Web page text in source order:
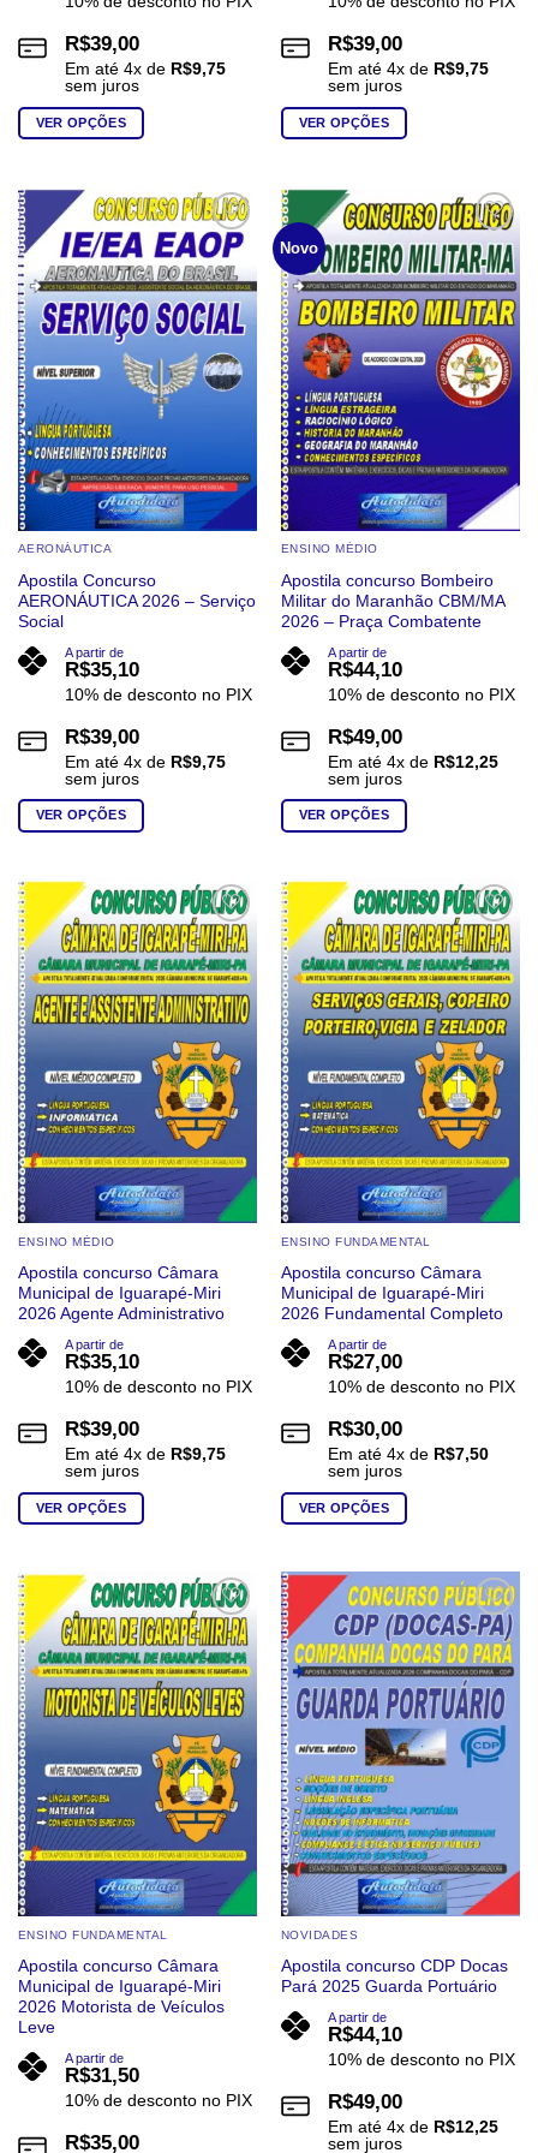
R$39,00
Em até 4x de R$9,75
sem juros
VER OPÇÕES
tem
várias
variantes.
As
opções
podem
ser
escolhidas
na
página
do
produto
R$39,00
Em até 4x de R$9,75
sem juros
VER OPÇÕES
tem
várias
variantes.
As
opções
podem
ser
escolhidas
na
página
do
produto
Add to
wishlist
AERONÁUTICA
Apostila Concurso
AERONÁUTICA 2026 – Serviço
Social
A partir de
R$35,10
10% de desconto no PIX
R$39,00
Em até 4x de R$9,75
sem juros
VER OPÇÕES
tem
várias
variantes.
As
opções
podem
ser
escolhidas
na
página
do
produto
Novo
Add to
wishlist
ENSINO MÉDIO
Apostila concurso Bombeiro
Militar do Maranhão CBM/MA
2026 – Praça Combatente
A partir de
R$44,10
10% de desconto no PIX
R$49,00
Em até 4x de R$12,25
sem juros
VER OPÇÕES
tem
várias
variantes.
As
opções
podem
ser
escolhidas
na
página
do
produto
Add to
wishlist
ENSINO MÉDIO
Apostila concurso Câmara
Municipal de Iguarapé-Miri
2026 Agente Administrativo
A partir de
R$35,10
10% de desconto no PIX
R$39,00
Em até 4x de R$9,75
sem juros
VER OPÇÕES
tem
várias
variantes.
As
opções
podem
ser
escolhidas
na
página
do
produto
Add to
wishlist
ENSINO FUNDAMENTAL
Apostila concurso Câmara
Municipal de Iguarapé-Miri
2026 Fundamental Completo
A partir de
R$27,00
10% de desconto no PIX
R$30,00
Em até 4x de R$7,50
sem juros
VER OPÇÕES
tem
várias
variantes.
As
opções
podem
ser
escolhidas
na
página
do
produto
Add to
wishlist
ENSINO FUNDAMENTAL
Apostila concurso Câmara
Municipal de Iguarapé-Miri
2026 Motorista de Veículos
Leve
A partir de
R$31,50
10% de desconto no PIX
R$35,00
Add to
wishlist
NOVIDADES
Apostila concurso CDP Docas
Pará 2025 Guarda Portuário
A partir de
R$44,10
10% de desconto no PIX
R$49,00
Em até 4x de R$12,25
sem juros